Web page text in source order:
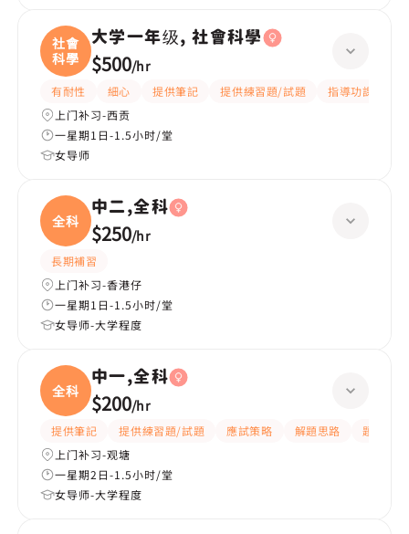
社會
科學
大学一年级, 社會科學
$500/hr
有耐性 細心 提供筆記 提供練習題/試題 指導功課
上门补习-西贡
一星期1日-1.5小时/堂
女导师
全科
中二,全科
$250/hr
長期補習
上门补习-香港仔
一星期1日-1.5小时/堂
女导师-大学程度
全科
中一,全科
$200/hr
提供筆記 提供練習題/試題 應試策略 解題思路
題目講解
上门补习-观塘
一星期2日-1.5小时/堂
女导师-大学程度